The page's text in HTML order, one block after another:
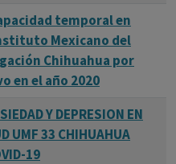
temporal en
Mexicano del
Chihuahua por
en el año 2020
Y DEPRESION EN
UMF 33 CHIHUAHUA
19